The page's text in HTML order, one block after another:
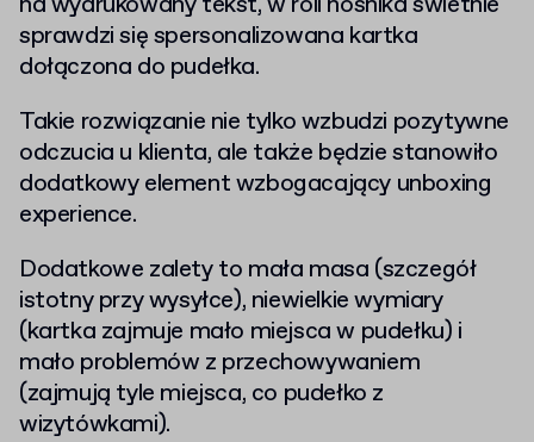
sprawdzi się spersonalizowana kartka
dołączona do pudełka.
Takie rozwiązanie nie tylko wzbudzi pozytywne
odczucia u klienta, ale także będzie stanowiło
dodatkowy element wzbogacający unboxing
experience.
Dodatkowe zalety to mała masa (szczegół
istotny przy wysyłce), niewielkie wymiary
(kartka zajmuje mało miejsca w pudełku) i
mało problemów z przechowywaniem
(zajmują tyle miejsca, co pudełko z
wizytówkami).